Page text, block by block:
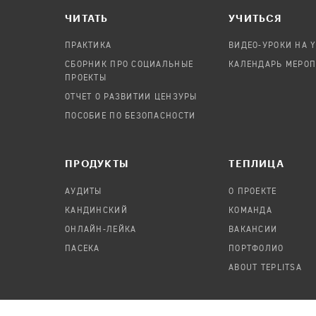
ЧИТАТЬ
ПРАКТИКА
СБОРНИК ПРО СОЦИАЛЬНЫЕ
ПРОЕКТЫ
ОТЧЕТ О РАЗВИТИИ ЦЕНЗУРЫ
ПОСОБИЕ ПО БЕЗОПАСНОСТИ
УЧИТЬСЯ
ВИДЕО-УРОКИ НА
КАЛЕНДАРЬ
ПРОДУКТЫ
АУДИТЫ
КАНДИНСКИЙ
ОНЛАЙН-ЛЕЙКА
ПАСЕКА
TЕПЛИЦА
О ПРОЕКТЕ
КОМАНДА
ВАКАНСИИ
ПОРТФОЛИО
ABOUT TEPLITSA